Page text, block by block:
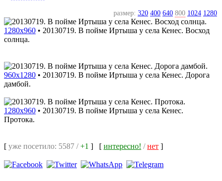
размер: 320 400 640 800 1024 1280
1280x960 • 20130719. В пойме Иртыша у села Кенес. Восход
солнца.
960x1280 • 20130719. В пойме Иртыша у села Кенес. Дорога
дамбой.
1280x960 • 20130719. В пойме Иртыша у села Кенес.
Протока.
[ уже посетило: 5587 /+1 ] [ интересно! /нет ]